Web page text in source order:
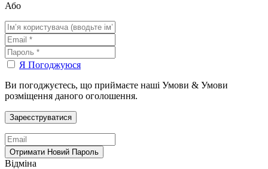
Або
Я Погоджуюся
Ви погоджуєтесь, що приймаєте наші Умови & Умови
розміщення даного оголошення.
Відміна